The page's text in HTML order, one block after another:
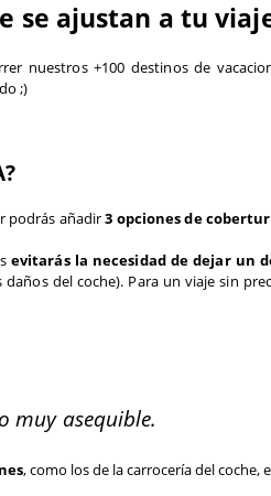
se ajustan a tu
nuestros +100 destinos de
;)
podrás añadir 3 opciones de
evitarás la necesidad de dejar un
del coche). Para un viaje sin
muy asequible.
, como los de la carrocería del coche,